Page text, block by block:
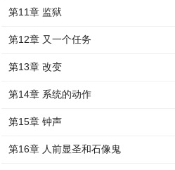
第11章 监狱
第12章 又一个任务
第13章 改变
第14章 系统的动作
第15章 钟声
第16章 人前显圣和石像鬼